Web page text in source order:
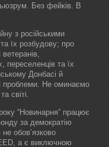
Без фейків. В
з російськими
їх розбудову; про
переселенців та їх
Донбасі й
проблеми. Не оминаємо
світі.
“Новинарня” працює
за демократію
обов’язково
а є виключною